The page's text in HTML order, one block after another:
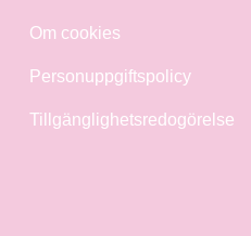
Om cookies
Personuppgiftspolicy
Tillgänglighetsredogörelse